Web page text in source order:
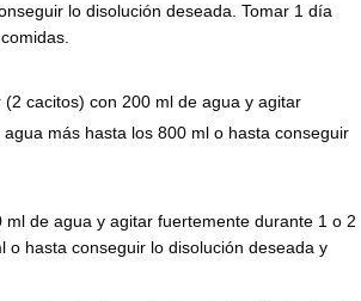
lo disolución deseada. Tomar 1 día
(2 cacitos) con 200 ml de agua y agitar
más hasta los 800 ml o hasta conseguir
de agua y agitar fuertemente durante 1 o 2
o hasta conseguir lo disolución deseada y